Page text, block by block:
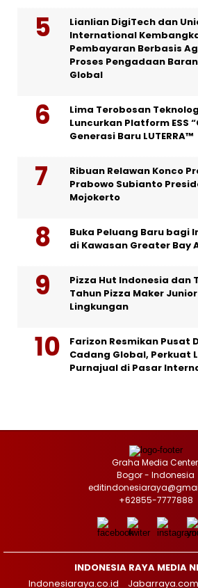
Lianlian DigiTech dan
International
Pembayaran Berbasis
Proses Pengadaan
Global
Lima Terobosan
Luncurkan Platform ESS
Generasi Baru LUTERRA™
Ribuan Relawan Konco
Prabowo Subianto
Mojokerto
Buka Peluang Baru bagi
di Kawasan Greater Bay
Pizza Hut Indonesia dan
Tahun Pizza Maker
Lingkungan
Farizon Resmikan Pusat
Cadang Global, Perkuat
Purnajual di Pasar
Graha Media
Bogor - Indonesia
+62855-7777888
INDONESIA RAYA MEDIA
Indonesiaraya.co.id
Jabarraya.com